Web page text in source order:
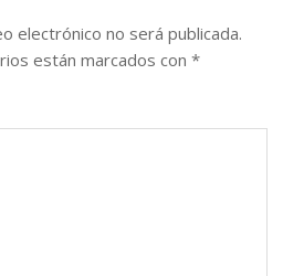
electrónico no será publicada.
están marcados con *